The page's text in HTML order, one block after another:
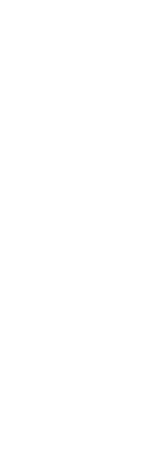
Ausländer oder
Sterberegister können folgende
oder Lebenspartnerin
geltend machen kann
der Sterbefall eingetreten ist
mit Vollmacht vertreten lassen.
des Antragstellers (oder ein
nötig,
(zum Beispiel Ehe- oder